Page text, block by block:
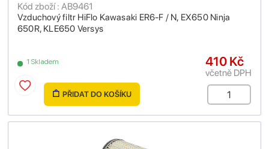
Vzduchový filtr HiFlo Kawasaki ER6-F / N, EX650 Ninja
650R, KLE650 Versys
Kód zboží : AB9461
1 Skladem 410 Kč
včetně DPH
PŘIDAT DO KOŠÍKU